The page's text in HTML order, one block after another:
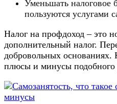
Уменьшать налоговое
пользуются услугами
Налог на профдоход – это
дополнительный налог.
добровольных
плюсы и минусы подобного